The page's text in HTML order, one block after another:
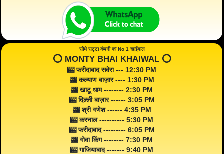
सीधे सट्टा कंपनी का No 1 खाईवाल
⭕️ MONTY BHAI KHAIWAL ⭕️
🎰 फरीदाबाद सवेरा --- 12:30 PM
🎰 कल्याण बाज़ार ---- 1:30 PM
🎰 खाटू धाम -------- 2:30 PM
🎰 दिल्ली बाज़ार ------ 3:05 PM
🎰 श्री गणेश ------ 4:35 PM
🎰 करनाल ---------- 5:30 PM
🎰 फरीदाबाद --------- 6:05 PM
🎰 गोवा किंग -------- 7:30 PM
🎰 गाजियाबाद ------- 9:40 PM